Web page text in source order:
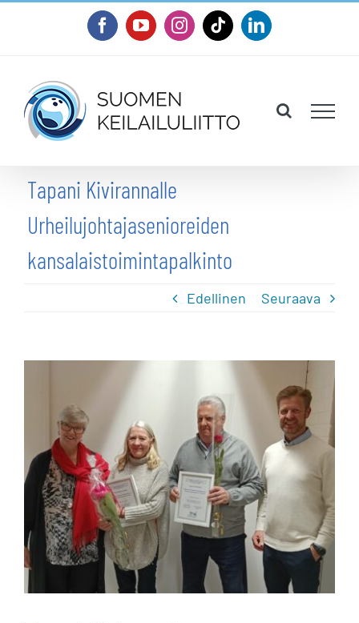
FacebookYouTubeInstagram
TiktokLinkedIn
Tapani Kivirannalle
Urheilujohtajasenioreiden
kansalaistoimintapalkinto
Edellinen Seuraava
isompana